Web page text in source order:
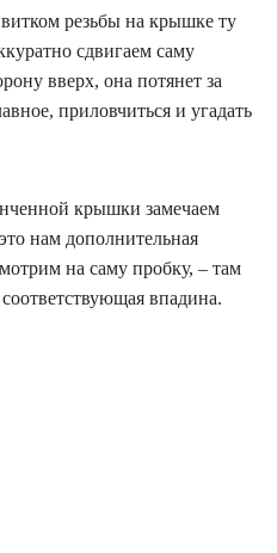
резьбы на крышке ту
сдвигаем саму
вверх, она потянет за
приловчиться и угадать
крышки замечаем
нам дополнительная
на саму пробку, – там
соответствующая впадина.